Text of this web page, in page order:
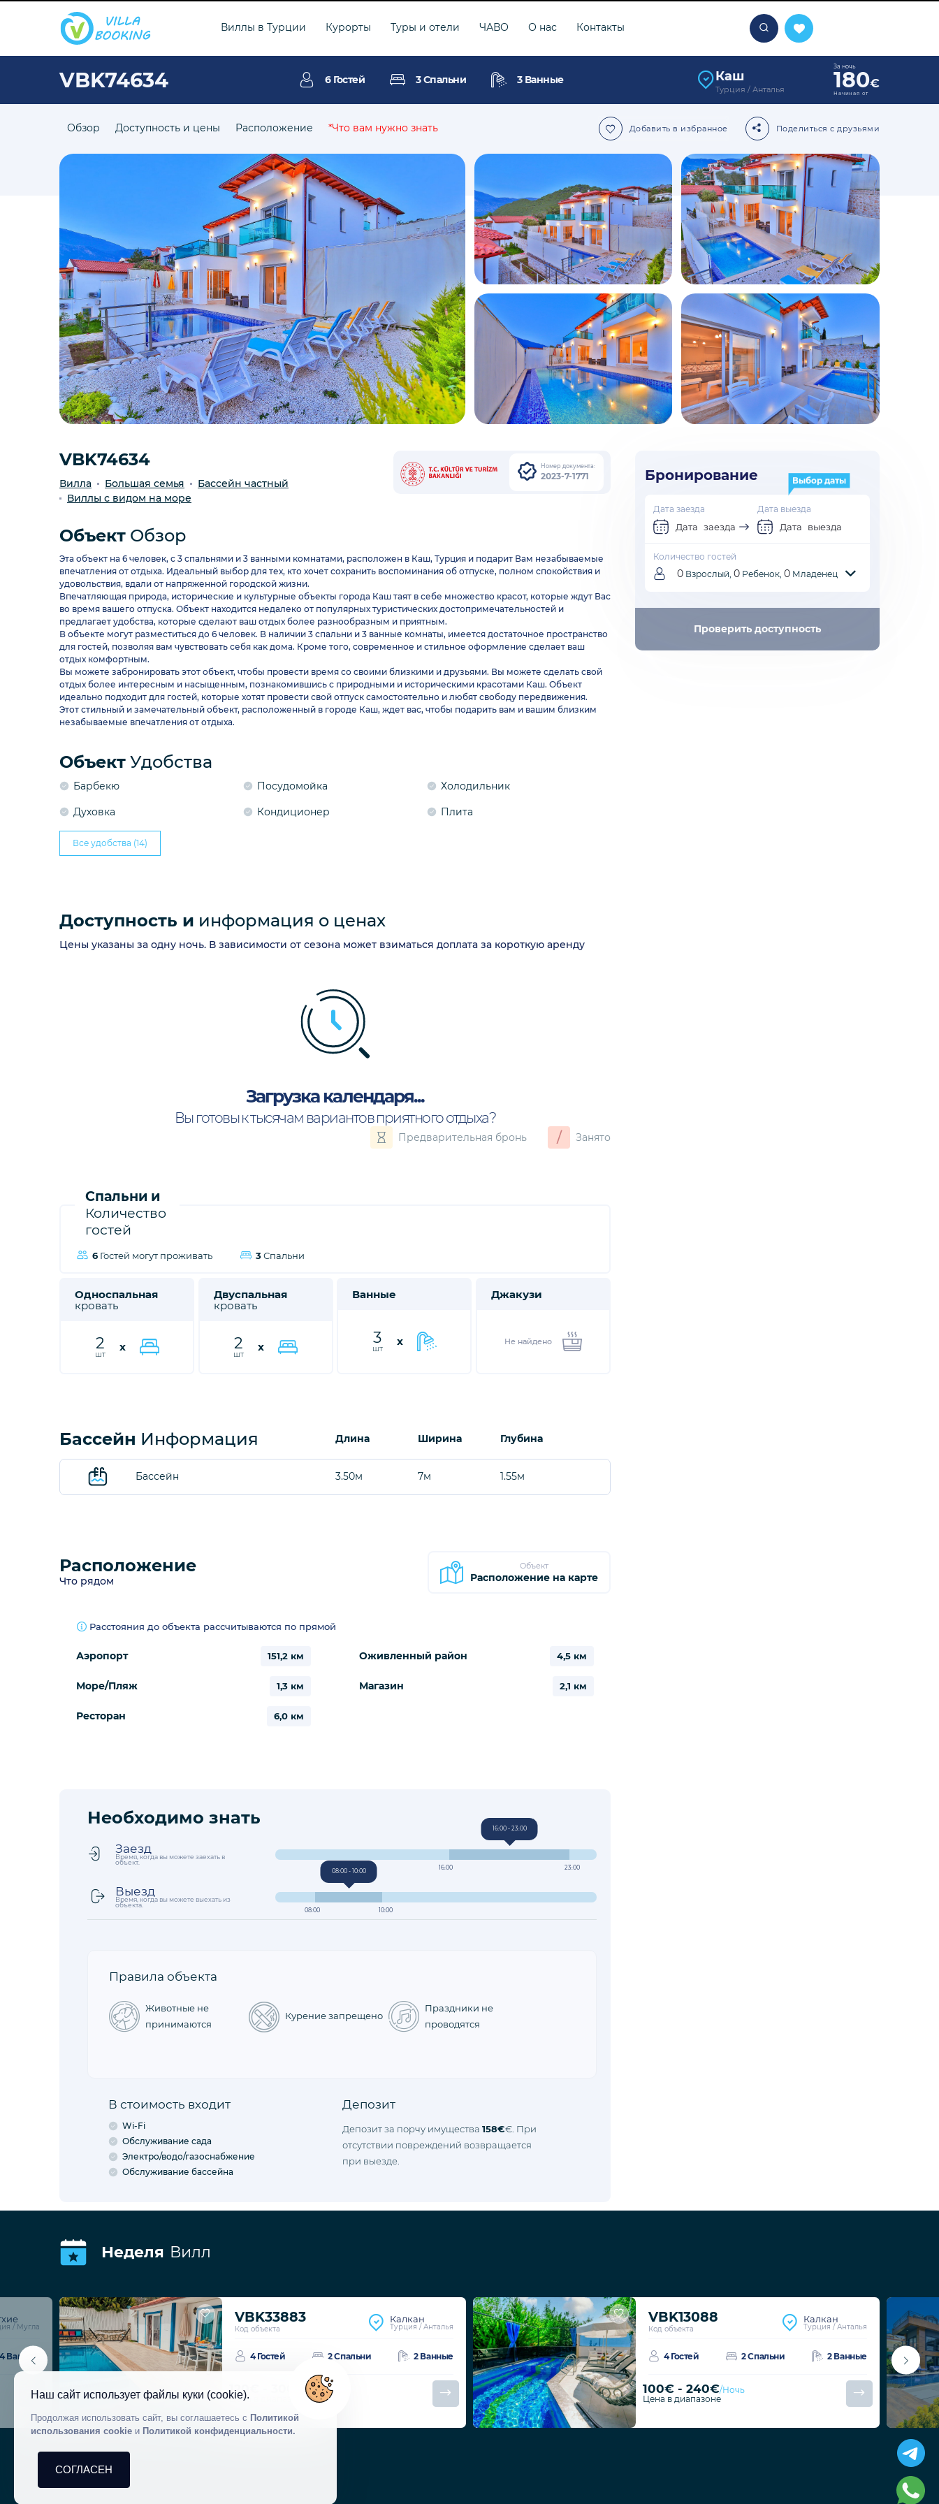
Виллы в Турции Курорты Туры и отели ЧАВО О нас Контакты
VBK74634 6 Гостей 3 Спальни 3 Ванные Каш
Турция / Анталья
За ночь
180€
Начиная от
Обзор Доступность и цены Расположение *Что вам нужно знать Добавить в избранное Поделиться с друзьями
VBK74634
Вилла Большая семья
Бассейн частный
Виллы с видом на море
Номер документа:
2023-7-1771
Объект Обзор
Эта объект на 6 человек, с 3 спальнями и 3 ванными комнатами, расположен в Каш, Турция и подарит Вам незабываемые
впечатления от отдыха. Идеальный выбор для тех, кто хочет сохранить воспоминания об отпуске, полном спокойствия и
удовольствия, вдали от напряженной городской жизни.
Впечатляющая природа, исторические и культурные объекты города Каш таят в себе множество красот, которые ждут Вас
во время вашего отпуска. Объект находится недалеко от популярных туристических достопримечательностей и
предлагает удобства, которые сделают ваш отдых более разнообразным и приятным.
В объекте могут разместиться до 6 человек. В наличии 3 спальни и 3 ванные комнаты, имеется достаточное пространство
для гостей, позволяя вам чувствовать себя как дома. Кроме того, современное и стильное оформление сделает ваш
отдых комфортным.
Вы можете забронировать этот объект, чтобы провести время со своими близкими и друзьями. Вы можете сделать свой
отдых более интересным и насыщенным, познакомившись с природными и историческими красотами Каш. Объект
идеально подходит для гостей, которые хотят провести свой отпуск самостоятельно и любят свободу передвижения.
Этот стильный и замечательный объект, расположенный в городе Каш, ждет вас, чтобы подарить вам и вашим близким
незабываемые впечатления от отдыха.
Объект Удобства
Барбекю Посудомойка Холодильник
Духовка Кондиционер Плита
Все удобства (14)
Доступность и информация о ценах
Цены указаны за одну ночь. В зависимости от сезона может взиматься доплата за короткую аренду
Загрузка календаря...
Вы готовы к тысячам вариантов приятного отдыха?
Предварительная бронь / Занято
Спальни и
Количество
гостей
6 Гостей могут проживать 3Спальни
Односпальная
кровать
2
шт
x
Двуспальная
кровать
2
шт
x
Ванные
3
шт
x
Джакузи
Не найдено
Бассейн Информация Длина Ширина Глубина
Бассейн 3.50м 7м 1.55м
Расположение
Что рядом
Объект
Расположение на карте
Расстояния до объекта рассчитываются по прямой
Аэропорт 151,2 км Оживленный район 4,5 км
Море/Пляж 1,3 км Магазин 2,1 км
Ресторан 6,0 км
Необходимо знать
Заезд
Время, когда вы можете заехать в
объект.
16:00 23:00
16:00 - 23:00
Выезд
Время, когда вы можете выехать из
объекта.
08:00 10:00
08:00 - 10:00
Правила объекта
Животные не
принимаются
Курение запрещено
Праздники не
проводятся
В стоимость входит
Wi-Fi
Обслуживание сада
Электро/водо/газоснабжение
Обслуживание бассейна
Депозит
Депозит за порчу имущества 158€€. При
отсутствии повреждений возвращается
при выезде.
Бронирование Выбор даты
Дата заезда Дата выезда
Дата заезда Дата выезда
Количество гостей
0 Взрослый, 0 Ребенок, 0 Младенец
Проверить доступность
Неделя Вилл
/ Мугла
4 Ванные
VBK33883
Код объекта
Калкан
Турция / Анталья
4 Гостей 2 Спальни 2 Ванные
120€ - 300€
/Ночь
Цена в диапазоне
VBK13088
Код объекта
Калкан
Турция / Анталья
4 Гостей 2 Спальни 2 Ванные
100€ - 240€/Ночь
Цена в диапазоне
Наш сайт использует файлы куки (cookie).
Продолжая использовать сайт, вы соглашаетесь с Политикой
использования cookieи Политикой конфиденциальности.
СОГЛАСЕН